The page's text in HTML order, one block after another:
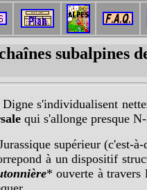
subalpines
s'individualisent
qui s'allonge presque
supérieur
à un dispositif
* ouverte à travers